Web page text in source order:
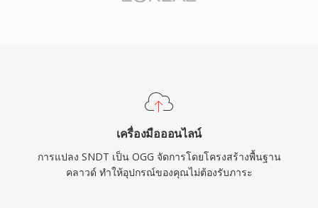
Android ทั้งหมดรองรับการถอดรหัส Vorbis
เครื่องมือออนไลน์
การแปลง SNDT เป็น OGG จัดการโดยโครงสร้างพื้นฐาน
คลาวด์ ทำให้อุปกรณ์ของคุณไม่ต้องรับภาระ